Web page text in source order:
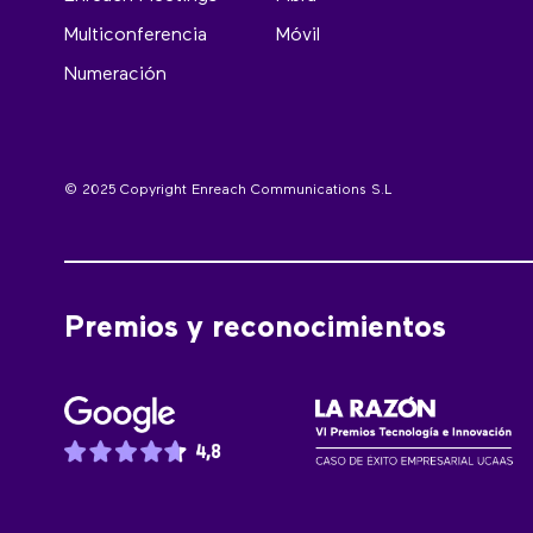
Multiconferencia
Numeración
Móvil
© 2025 Copyright Enreach Communications S.L
Premios y reconocimientos